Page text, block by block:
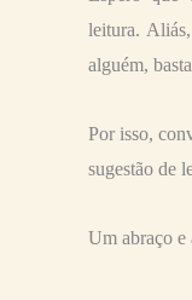
leitura.
alguém,
Por isso,
sugestão de
Um abraço e